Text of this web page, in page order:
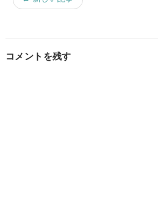
コメントを残す